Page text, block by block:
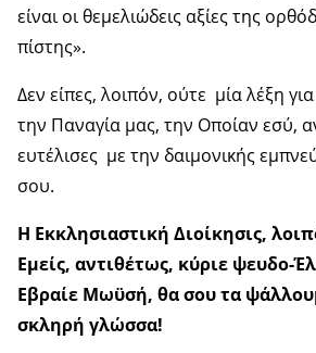
είναι οι θεμελιώδεις αξίες της
πίστης».
Δεν είπες, λοιπόν, ούτε μία λέξη
την Παναγία μας, την Οποίαν εσύ,
ευτέλισες με την δαιμονικής
σου.
Η Εκκλησιαστική Διοίκησις,
Εμείς, αντιθέτως, κύριε ψευδο-
Εβραίε Μωϋσή, θα σου τα
σκληρή γλώσσα!